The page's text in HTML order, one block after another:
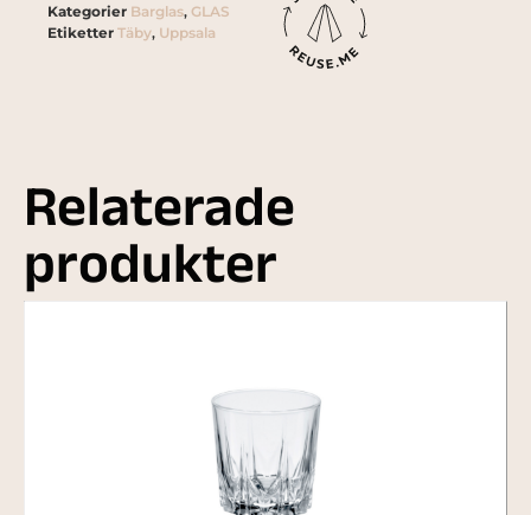
Kategorier Barglas, GLAS
Etiketter Täby, Uppsala
Relaterade
produkter